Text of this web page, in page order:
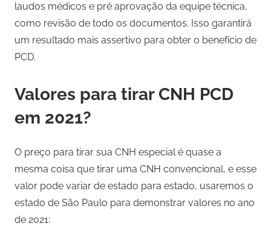
laudos médicos e pré aprovação da equipe técnica,
como revisão de todo os documentos. Isso garantirá
um resultado mais assertivo para obter o benefício de
PCD.
Valores para tirar CNH PCD
em 2021?
O preço para tirar sua CNH especial é quase a
mesma coisa que tirar uma CNH convencional, e esse
valor pode variar de estado para estado, usaremos o
estado de São Paulo para demonstrar valores no ano
de 2021: